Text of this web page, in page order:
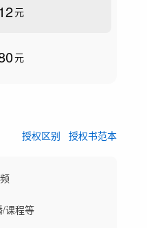
元
元
授权区别 授权书范本
课程等